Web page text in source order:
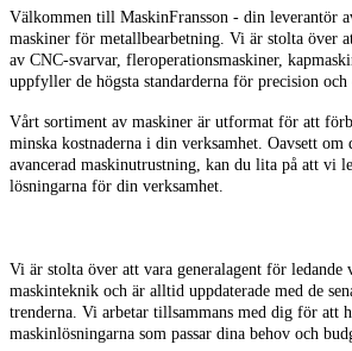
Välkommen till MaskinFransson - din leverantör
maskiner för metallbearbetning. Vi är stolta över
av CNC-svarvar, fleroperationsmaskiner,
uppfyller de högsta standarderna för precision
Vårt sortiment av maskiner är utformat för att
minska kostnaderna i din verksamhet. Oavsett om
avancerad maskinutrustning, kan du lita på att vi
lösningarna för din verksamhet.
Vi är stolta över att vara generalagent för ledande
maskinteknik och är alltid uppdaterade med de
trenderna. Vi arbetar tillsammans med dig för att
maskinlösningarna som passar dina behov och